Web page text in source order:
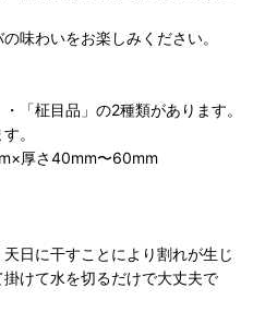
味わいをお楽しみください。
「柾目品」の2種類があります。
。
厚さ40mm〜60mm
日に干すことにより割れが生じ
けて水を切るだけで大丈夫で